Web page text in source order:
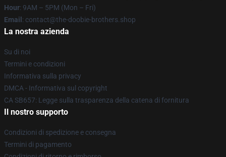
Hour: 9AM – 5PM (Mon – Fri)
Email : contact@the-doobie-brothers.shop
La nostra azienda
Su di noi
Termini e condizioni
Informativa sulla privacy
DMCA - Informativa sul copyright
CA SB657: Legge sulla trasparenza della catena di fornitura
Il nostro supporto
Condizioni di spedizione e consegna
Termini di pagamento